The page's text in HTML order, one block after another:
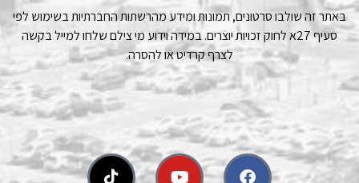
באתר זה שולבו סרטונים, תמונות ומידע מהרשתות החברתיות בשימוש לפי
סעיף 27א לחוק זכויות יוצרים. במידה וידוע מי צילם שלחו למייל בקשה
לצרף קרדיט או להסרה.